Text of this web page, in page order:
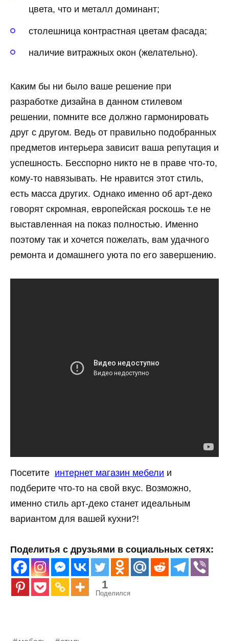
цвета, что и металл доминант;
столешница контрастная цветам фасада;
наличие витражных окон (желательно).
Каким бы ни было ваше решение при
разработке дизайна в данном стилевом
решении, помните все должно гармонировать
друг с другом. Ведь от правильно подобранных
предметов интерьера зависит ваша репутация и
успешность. Бесспорно никто не в праве что-то,
кому-то навязывать. Не нравится этот стиль,
есть масса других. Однако именно об арт-деко
говорят скромная, европейская роскошь т.е не
выставленная на показ полностью. Именно
поэтому так и хочется пожелать, вам удачного
ремонта и домашнего уюта по его завершению.
Посетите интернет магазин мебели и
подберите что-то на свой вкус. Возможно,
именно стиль арт-деко станет идеальным
вариантом для вашей кухни?!
Поделитья с друзьями в социальных сетях:
1
Поделился